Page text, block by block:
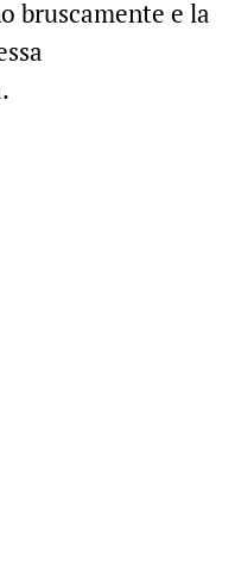
bruscamente e la